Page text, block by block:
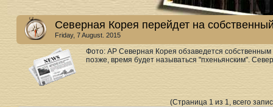
Северная Корея перейдет на
Friday, 7 August. 2015
Фото: AP Северная Корея обзаведется
позже, время будет называться "пхеньянским".
(Страница 1 из 1, всего